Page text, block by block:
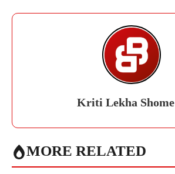
Kriti Lekha Shome
MORE RELATED